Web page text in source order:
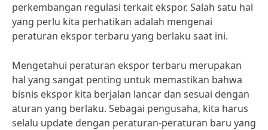
perkembangan regulasi terkait ekspor. Salah satu hal
yang perlu kita perhatikan adalah mengenai
peraturan ekspor terbaru yang berlaku saat ini.
Mengetahui peraturan ekspor terbaru merupakan
hal yang sangat penting untuk memastikan bahwa
bisnis ekspor kita berjalan lancar dan sesuai dengan
aturan yang berlaku. Sebagai pengusaha, kita harus
selalu update dengan peraturan-peraturan baru yang